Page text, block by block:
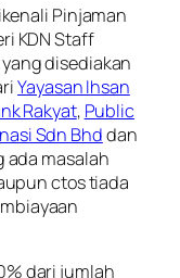
Pinjaman
KDN Staff
disediakan
Yayasan Ihsan
Rakyat, Public
Sdn Bhddan
ada masalah
ctos tiada
dari jumlah